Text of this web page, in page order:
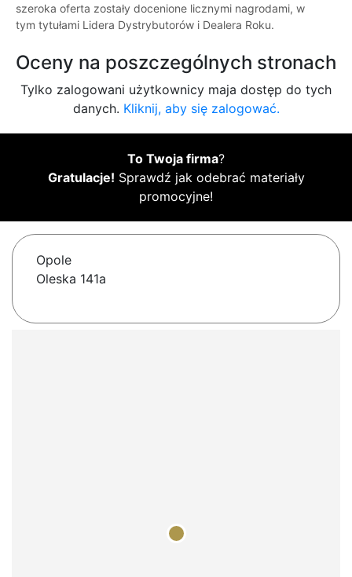
szeroka oferta zostały docenione licznymi nagrodami, w
tym tytułami Lidera Dystrybutorów i Dealera Roku.
Oceny na poszczególnych stronach
Tylko zalogowani użytkownicy maja dostęp do tych
danych. Kliknij, aby się zalogować.
To Twoja firma?
Gratulacje! Sprawdź jak odebrać materiały
promocyjne!
Opole
Oleska 141a